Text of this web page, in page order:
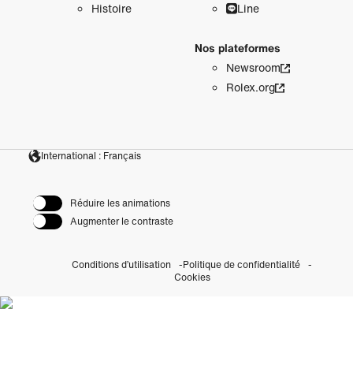
Histoire
Line
Nos plateformes
Newsroom
Rolex.org
International : Français
Réduire les animations
Augmenter le contraste
Conditions d’utilisation
Politique de confidentialité
Cookies